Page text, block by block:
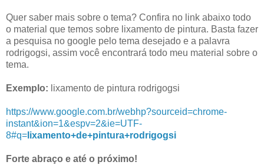
Quer saber mais sobre o tema? Confira no link abaixo todo
o material que temos sobre lixamento de pintura. Basta fazer
a pesquisa no google pelo tema desejado e a palavra
rodrigogsi, assim você encontrará todo meu material sobre o
tema.
Exemplo: lixamento de pintura rodrigogsi
https://www.google.com.br/webhp?sourceid=chrome-
instant&ion=1&espv=2&ie=UTF-
8#q= lixamento+de+pintura+rodrigogsi
Forte abraço e até o próximo!